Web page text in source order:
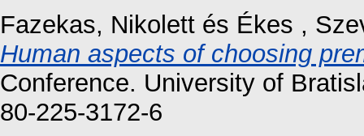
Fazekas, Nikolett és Ékes ,
Human aspects of choosing
Conference. University of
80-225-3172-6